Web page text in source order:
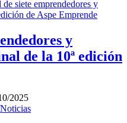
y
de la 10ª edición
2025
Noticias